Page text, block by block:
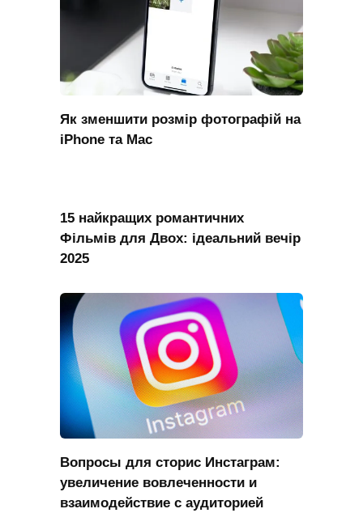
Як зменшити розмір фотографій на
iPhone та Mac
15 найкращих романтичних
Фільмів для Двох: ідеальний вечір
2025
Вопросы для сторис Инстаграм:
увеличение вовлеченности и
взаимодействие с аудиторией